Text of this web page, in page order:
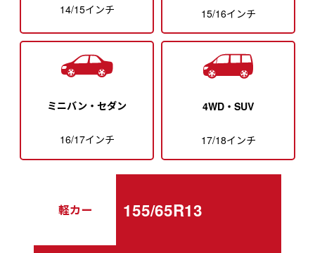
14/15インチ 15/16インチ
ミニバン・セダン
16/17インチ
4WD・SUV
17/18インチ
軽カー 155/65R13